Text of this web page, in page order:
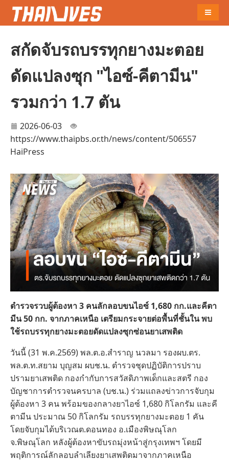
สกัดจับรถบรรทุกยางมะตอย
ดัดแปลงซุก "ไอซ์-คีตามีน"
รวมกว่า 1.7 ตัน
2026-06-03
https://www.thaipbs.or.th/news/content/506557
HaiPress
ตำรวจรวบผู้ต้องหา 3 คนลักลอบขนไอซ์ 1,680 กก.และคีตา
มีน 50 กก. จากภาคเหนือ เตรียมกระจายต่อพื้นที่ชั้นใน พบ
ใช้รถบรรทุกยางมะตอยดัดแปลงซุกซ่อนยาเสพติด
วันนี้ (31 พ.ค.2569) พล.ต.อ.สำราญ นวลมา รองผบ.ตร.
พล.ต.ท.สยาม บุญสม ผบช.น. ตำรวจชุดปฏิบัติการปราบ
ปรามยาเสพติด กองกำกับการสวัสดิภาพเด็กและสตรี กอง
บัญชาการตำรวจนครบาล (บช.น.) ร่วมแถลงข่าวการจับกุม
ผู้ต้องหา 3 คน พร้อมของกลางยาไอซ์ 1,680 กิโลกรัม และคี
ตามีน ประมาณ 50 กิโลกรัม รถบรรทุกยางมะตอย 1 คัน
โดยจับกุมได้บริเวณต.ดอนทอง อ.เมืองพิษณุโลก
จ.พิษณุโลก หลังผู้ต้องหาขับรถมุ่งหน้าสู่กรุงเทพฯ โดยมี
พฤติการณ์ลักลอบลำเลียงยาเสพติดมาจากภาคเหนือ